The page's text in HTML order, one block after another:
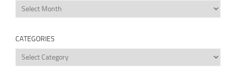
News
Archives
CATEGORIES
Categories